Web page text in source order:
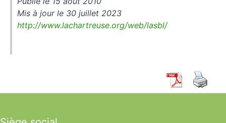
Mis à jour le 30 juillet 2023
http://www.lachartreuse.org/web/lasbl/